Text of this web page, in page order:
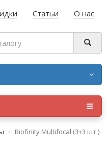
Статьи О нас
Biofinity Multifocal (3+3 шт.)